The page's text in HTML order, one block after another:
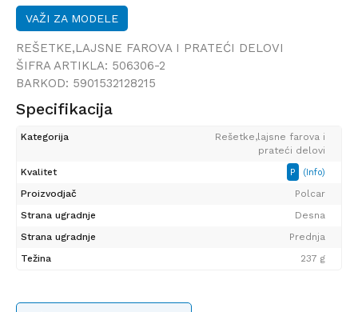
VAŽI ZA MODELE
REŠETKE,LAJSNE FAROVA I PRATEĆI DELOVI
ŠIFRA ARTIKLA: 506306-2
BARKOD: 5901532128215
Specifikacija
Kategorija
Rešetke,lajsne farova i
prateći delovi
Kvalitet
P (Info)
Proizvodjač
Polcar
Strana ugradnje
Desna
Strana ugradnje
Prednja
Težina
237 g